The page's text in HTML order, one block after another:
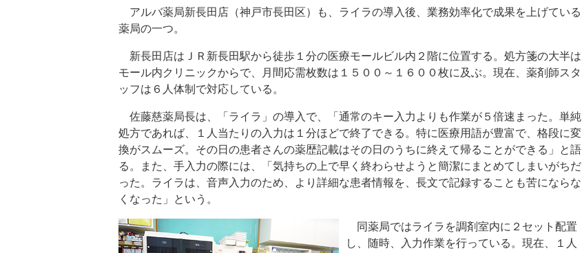
アルバ薬局新長田店（神戸市長田区）も、ライラの導入後、業務効率化で成果を上げている
薬局の一つ。
新長田店はＪＲ新長田駅から徒歩１分の医療モールビル内２階に位置する。処方箋の大半は
モール内クリニックからで、月間応需枚数は１５００～１６００枚に及ぶ。現在、薬剤師スタ
ッフは６人体制で対応している。
佐藤慈薬局長は、「ライラ」の導入で、「通常のキー入力よりも作業が５倍速まった。単純
処方であれば、１人当たりの入力は１分ほどで終了できる。特に医療用語が豊富で、格段に変
換がスムーズ。その日の患者さんの薬歴記載はその日のうちに終えて帰ることができる」と語
る。また、手入力の際には、「気持ちの上で早く終わらせようと簡潔にまとめてしまいがちだ
った。ライラは、音声入力のため、より詳細な患者情報を、長文で記録することも苦にならな
くなった」という。
同薬局ではライラを調剤室内に２セット配置
し、随時、入力作業を行っている。現在、１人